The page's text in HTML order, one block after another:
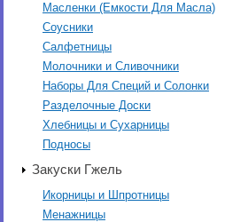
Масленки (Емкости Для Масла)
Соусники
Салфетницы
Молочники и Сливочники
Наборы Для Специй и Солонки
Разделочные Доски
Хлебницы и Сухарницы
Подносы
Закуски Гжель
Икорницы и Шпротницы
Менажницы